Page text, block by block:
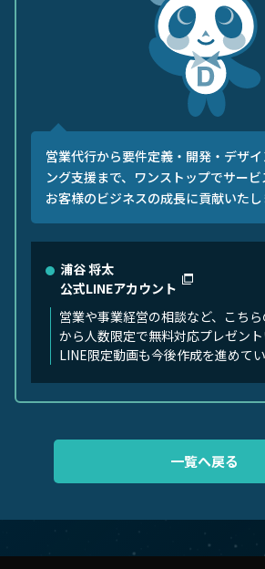
営業代行から要件定義・開発・デザイ
ング支援まで、ワンストップでサービ
お客様のビジネスの成長に貢献いたし
浦谷 将太
公式LINEアカウント
営業や事業経営の相談など、こち
から人数限定で無料対応プレゼント
LINE限定動画も今後作成を進めてい
一覧へ戻る